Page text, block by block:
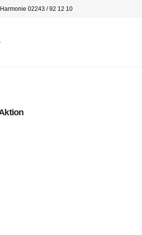
02243 / 92 12 10